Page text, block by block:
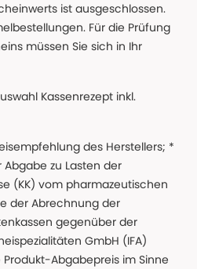
ist ausgeschlossen.
Für die Prüfung
müssen Sie sich in Ihr
Kassenrezept inkl.
des Herstellers; *
Abgabe zu Lasten der
(KK) vom pharmazeutischen
der Abrechnung der
gegenüber der
GmbH (IFA)
Abgabepreis im Sinne